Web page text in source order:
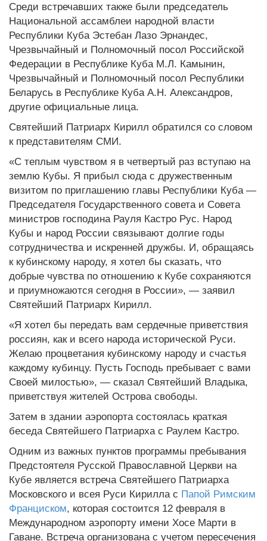
Среди встречавших также были председатель
Национальной ассамблеи народной власти
Республики Куба Эстебан Лазо Эрнандес,
Чрезвычайный и Полномочный посол Российской
Федерации в Республике Куба М.Л. Камынин,
Чрезвычайный и Полномочный посол Республики
Беларусь в Республике Куба А.Н. Александров,
другие официальные лица.
Святейший Патриарх Кирилл обратился со словом
к представителям СМИ.
«С теплым чувством я в четвертый раз вступаю на
землю Кубы. Я прибыл сюда с дружественным
визитом по приглашению главы Республики Куба —
Председателя Государственного совета и Совета
министров господина Рауля Кастро Рус. Народ
Кубы и народ России связывают долгие годы
сотрудничества и искренней дружбы. И, обращаясь
к кубинскому народу, я хотел бы сказать, что
добрые чувства по отношению к Кубе сохраняются
и приумножаются сегодня в России», — заявил
Святейший Патриарх Кирилл.
«Я хотел бы передать вам сердечные приветствия
россиян, как и всего народа исторической Руси.
Желаю процветания кубинскому народу и счастья
каждому кубинцу. Пусть Господь пребывает с вами
Своей милостью», — сказал Святейший Владыка,
приветствуя жителей Острова свободы.
Затем в здании аэропорта состоялась краткая
беседа Святейшего Патриарха с Раулем Кастро.
Одним из важных пунктов программы пребывания
Предстоятеля Русской Православной Церкви на
Кубе является встреча Святейшего Патриарха
Московского и всея Руси Кирилла с Папой Римским
Франциском, которая состоится 12 февраля в
Международном аэропорту имени Хосе Марти в
Гаване. Встреча организована с учетом пересечения